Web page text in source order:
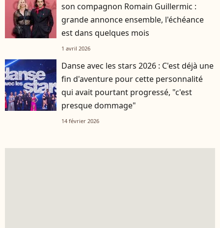
son compagnon Romain Guillermic :
grande annonce ensemble, l'échéance
est dans quelques mois
1 avril 2026
Danse avec les stars 2026 : C'est déjà une
fin d'aventure pour cette personnalité
qui avait pourtant progressé, "c'est
presque dommage"
14 février 2026